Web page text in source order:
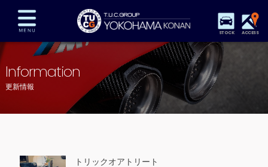
STOCK ACCESS
在庫車両情報 保証&サービス パーツリスト
TUCとは？ 店舗情報 アクセスマップ
全国納車 特別作業 注文販売
Information
更新情報
トリックオアトリート